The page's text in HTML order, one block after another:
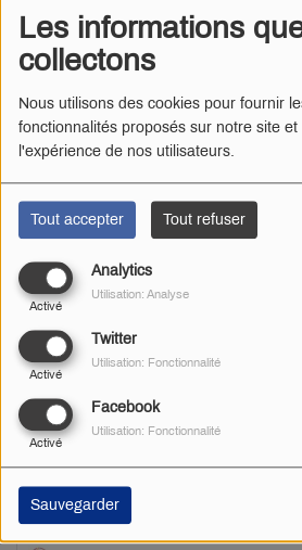
Les informations
collectons
Nous utilisons des cookies pour fournir
fonctionnalités proposés sur notre site
l'expérience de nos utilisateurs.
Tout accepter Tout refuser
Analytics
Activé
Utilisation: Analyse
Twitter
Activé
Utilisation: Fonctionnalité
Facebook
Activé
Utilisation: Fonctionnalité
Sauvegarder
Radio Gâtine ·La chronique jeu - Saison 4
Écoutez les émissions :